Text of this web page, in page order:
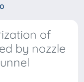
of
by nozzle